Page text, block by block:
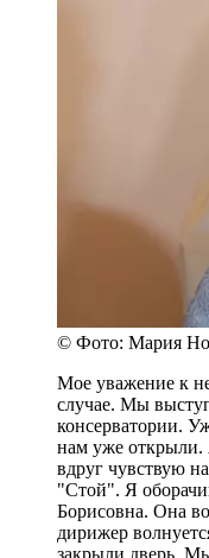
© Фото: Мария
Мое уважение к
случае. Мы
консерватории.
нам уже открыли.
вдруг чувствую
"Стой". Я
Борисовна. Она
дирижер
закрыли дверь.